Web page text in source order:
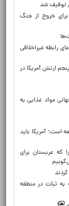
برای خروج از جنگ
رابطه غیراخلاقی
ارتش آمریکا در
مواد غذایی به
است؛ آمریکا باید
که عربستان برای
به ثبات در منطقه